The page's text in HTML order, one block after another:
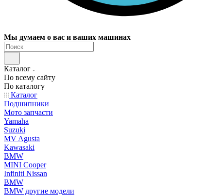
Мы думаем о вас и ваших машинах
Каталог
По всему сайту
По каталогу
Каталог
Подшипники
Мото запчасти
Yamaha
Suzuki
MV Agusta
Kawasaki
BMW
MINI Cooper
Infiniti Nissan
BMW
BMW другие модели